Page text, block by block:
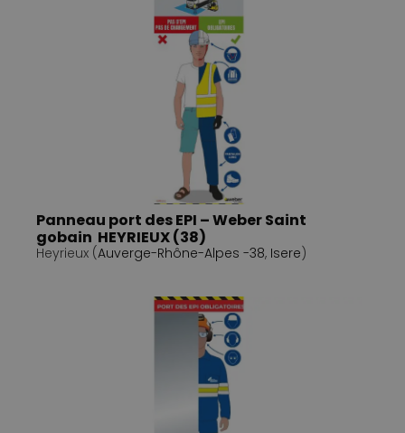
Panneau port des EPI – Weber Saint
gobain HEYRIEUX (38)
Heyrieux (Auverge-Rhône-Alpes -38, Isere)